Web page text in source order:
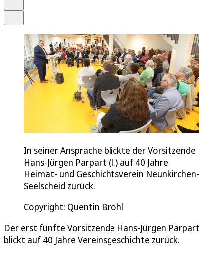
In seiner Ansprache blickte der Vorsitzende
Hans-Jürgen Parpart (l.) auf 40 Jahre
Heimat- und Geschichtsverein Neunkirchen-
Seelscheid zurück.
Copyright: Quentin Bröhl
Der erst fünfte Vorsitzende Hans-Jürgen Parpart
blickt auf 40 Jahre Vereinsgeschichte zurück.